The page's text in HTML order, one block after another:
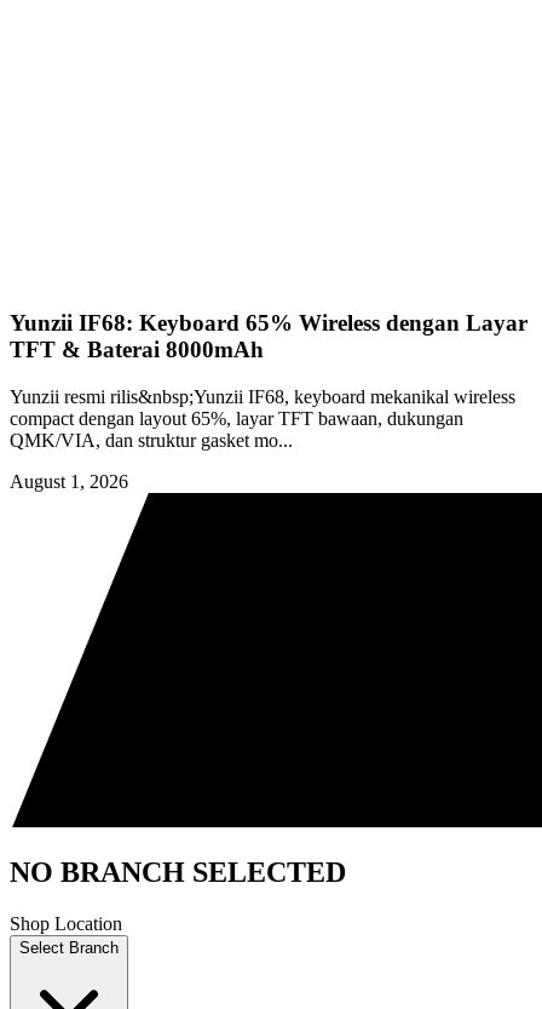
Yunzii IF68: Keyboard 65% Wireless dengan Layar
TFT & Baterai 8000mAh
Yunzii resmi rilis&nbsp;Yunzii IF68, keyboard mekanikal wireless
compact dengan layout 65%, layar TFT bawaan, dukungan
QMK/VIA, dan struktur gasket mo...
August 1, 2026
NO BRANCH SELECTED
Shop Location
Select Branch